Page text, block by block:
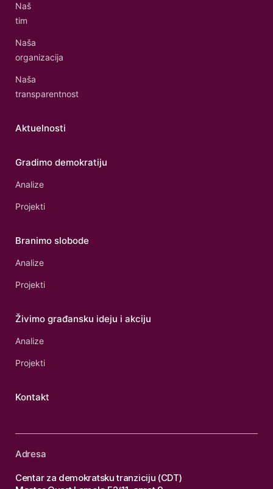
Naš
tim
Naša
organizacija
Naša
transparentnost
Aktuelnosti
Gradimo demokratiju
Analize
Projekti
Branimo slobode
Analize
Projekti
Živimo građansku ideju i akciju
Analize
Projekti
Kontakt
Adresa
Centar za demokratsku tranziciju (CDT)